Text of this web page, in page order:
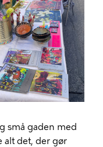
små gaden med
alt det, der gør